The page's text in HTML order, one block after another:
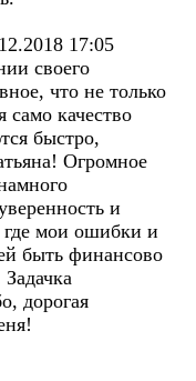
17:05
своего
что не только
само качество
быстро,
Огромное
и
где мои ошибки и
быть финансово
дорогая